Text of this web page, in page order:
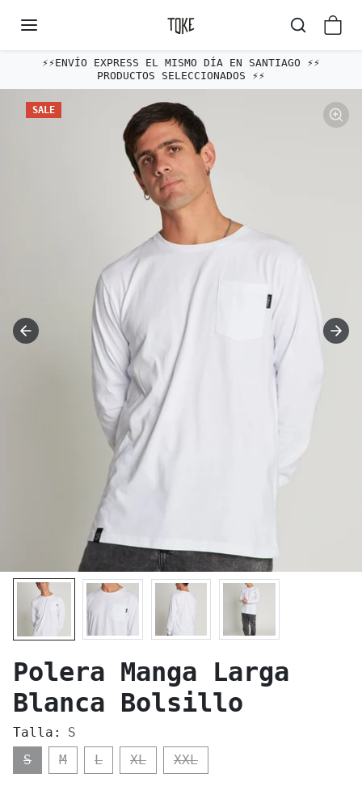
⚡️⚡️ENVÍO EXPRESS EL MISMO DÍA EN SANTIAGO ⚡️⚡️
PRODUCTOS SELECCIONADOS ⚡️⚡️
SALE
Polera Manga Larga
Blanca Bolsillo
Talla:
S
S
M L XL XXL